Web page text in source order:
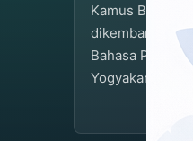
Kamus Bahasa
dikembangkan
Bahasa
Yogyakarta.